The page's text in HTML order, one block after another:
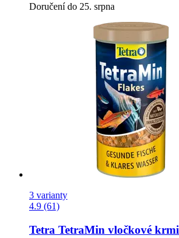
Doručení do 25. srpna
3 varianty
4.9 (61)
Tetra TetraMin vločkové